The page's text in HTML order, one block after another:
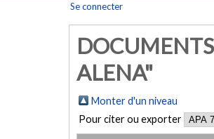
Se connecter
ALENA"
Monter d'un niveau
Pour citer ou exporter